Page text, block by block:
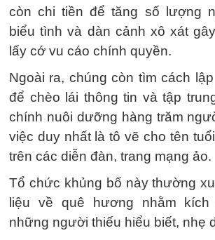
còn chi tiền để tăng số lượng
biểu tình và dàn cảnh xô xát
lấy cớ vu cáo chính quyền.
Ngoài ra, chúng còn tìm cách
để chèo lái thông tin và tập
chính nuôi dưỡng hàng trăm
việc duy nhất là tô vẽ cho tên tuổi
trên các diễn đàn, trang mạng ảo.
Tổ chức khủng bố này thường
liệu về quê hương nhằm
những người thiếu hiểu biết, nhẹ